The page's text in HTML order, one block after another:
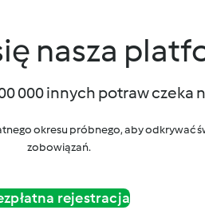
nasza
000 innych potraw czeka
okresu próbnego, aby odkrywać
zobowiązań.
rejestracja